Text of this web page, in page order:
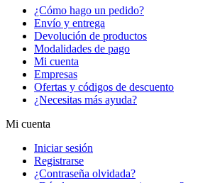
¿Cómo hago un pedido?
Envío y entrega
Devolución de productos
Modalidades de pago
Mi cuenta
Empresas
Ofertas y códigos de descuento
¿Necesitas más ayuda?
Mi cuenta
Iniciar sesión
Registrarse
¿Contraseña olvidada?